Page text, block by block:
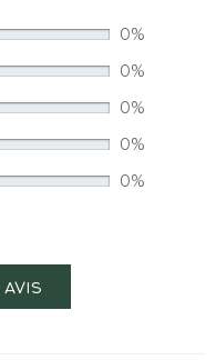
0%
0%
0%
0%
0%